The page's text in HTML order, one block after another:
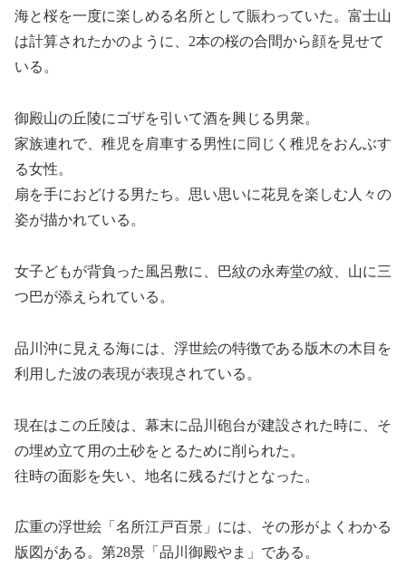
海と桜を一度に楽しめる名所として賑わっていた。富士山
は計算されたかのように、2本の桜の合間から顔を見せて
いる。
御殿山の丘陵にゴザを引いて酒を興じる男衆。
家族連れで、稚児を肩車する男性に同じく稚児をおんぶす
る女性。
扇を手におどける男たち。思い思いに花見を楽しむ人々の
姿が描かれている。
女子どもが背負った風呂敷に、巴紋の永寿堂の紋、山に三
つ巴が添えられている。
品川沖に見える海には、浮世絵の特徴である版木の木目を
利用した波の表現が表現されている。
現在はこの丘陵は、幕末に品川砲台が建設された時に、そ
の埋め立て用の土砂をとるために削られた。
往時の面影を失い、地名に残るだけとなった。
広重の浮世絵「名所江戸百景」には、その形がよくわかる
版図がある。第28景「品川御殿やま」である。